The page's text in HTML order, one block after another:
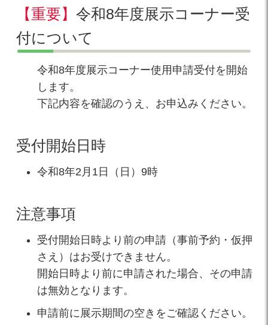
【重要】令和8年度展示コーナー受
付について
令和8年度展示コーナー使用申請受付を開始
します。
下記内容を確認のうえ、お申込みください。
受付開始日時
令和8年2月1日（日）9時
注意事項
受付開始日時より前の申請（事前予約・仮押
さえ）はお受けできません。
開始日時より前に申請された場合、その申請
は無効となります。
申請前に展示期間の空きをご確認ください。